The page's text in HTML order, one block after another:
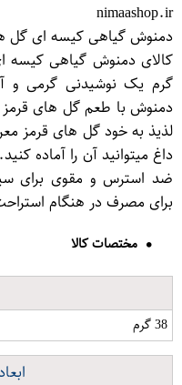
nimaashop.ir
دمنوش گیاهی کیسه ای گل های
گرم یک نوشیدنی گرمی و
دمنوش با طعم گل های
لذیذ به خود گل های قرمز
داغ میتوانید آن را آماده
ضد استرس و مقوی برای
برای مصرف در هنگام
مختصات کالا
38 گرم